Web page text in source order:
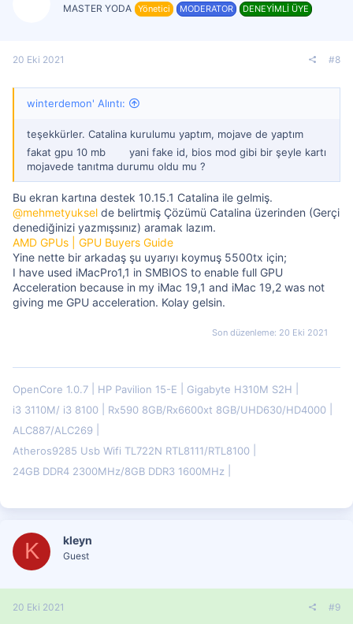
MASTER YODA Yönetici MODERATOR DENEYİMLİ ÜYE
20 Eki 2021 #8
winterdemon' Alıntı:
teşekkürler. Catalina kurulumu yaptım, mojave de yaptım
fakat gpu 10 mb
yani fake id, bios mod gibi bir şeyle kartı
mojavede tanıtma durumu oldu mu ?
Bu ekran kartına destek 10.15.1 Catalina ile gelmiş.
@mehmetyuksel de belirtmiş Çözümü Catalina üzerinden (Gerçi
denediğinizi yazmışsınız) aramak lazım.
AMD GPUs | GPU Buyers Guide
Yine nette bir arkadaş şu uyarıyı koymuş 5500tx için;
I have used iMacPro1,1 in SMBIOS to enable full GPU
Acceleration because in my iMac 19,1 and iMac 19,2 was not
giving me GPU acceleration. Kolay gelsin.
Son düzenleme: 20 Eki 2021
OpenCore 1.0.7 HP Pavilion 15-E
Gigabyte H310M S2H
i3 3110M/ i3 8100
Rx590 8GB/Rx6600xt 8GB/UHD630/HD4000
ALC887/ALC269
Atheros9285 Usb Wifi TL722N RTL8111/RTL8100
24GB DDR4 2300MHz/8GB DDR3 1600MHz
K kleyn
Guest
20 Eki 2021 #9